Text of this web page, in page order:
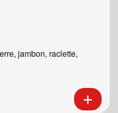
jambon, raclette,